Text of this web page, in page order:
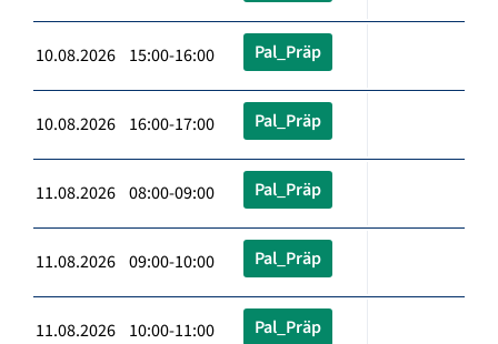
10.08.2026 15:00-16:00 Pal_Präp
10.08.2026 16:00-17:00 Pal_Präp
11.08.2026 08:00-09:00 Pal_Präp
11.08.2026 09:00-10:00 Pal_Präp
11.08.2026 10:00-11:00 Pal_Präp